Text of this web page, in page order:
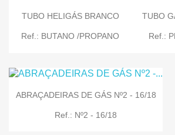
TUBO HELIGÁS BRANCO
Ref.: BUTANO /PROPANO
TUBO
Ref.:
ABRAÇADEIRAS DE GÁS Nº2 - 16/18
Ref.: Nº2 - 16/18